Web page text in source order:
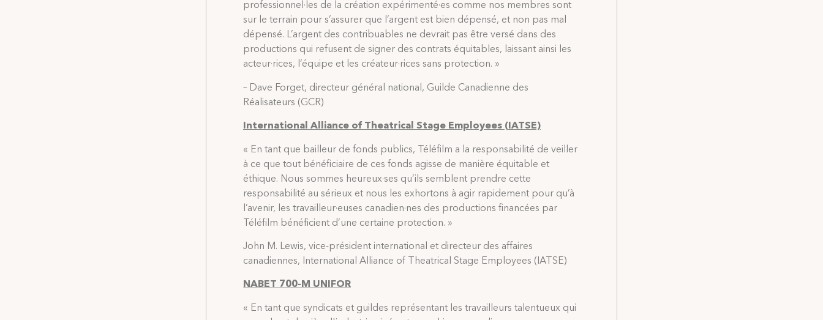
professionnel·les de la création expérimenté·es comme nos membres sont
sur le terrain pour s’assurer que l’argent est bien dépensé, et non pas mal
dépensé. L’argent des contribuables ne devrait pas être versé dans des
productions qui refusent de signer des contrats équitables, laissant ainsi les
acteur·rices, l’équipe et les créateur·rices sans protection. »
– Dave Forget, directeur général national, Guilde Canadienne des
Réalisateurs (GCR)
International Alliance of Theatrical Stage Employees (IATSE)
« En tant que bailleur de fonds publics, Téléfilm a la responsabilité de veiller
à ce que tout bénéficiaire de ces fonds agisse de manière équitable et
éthique. Nous sommes heureux·ses qu’ils semblent prendre cette
responsabilité au sérieux et nous les exhortons à agir rapidement pour qu’à
l’avenir, les travailleur·euses canadien·nes des productions financées par
Téléfilm bénéficient d’une certaine protection. »
John M. Lewis, vice-président international et directeur des affaires
canadiennes, International Alliance of Theatrical Stage Employees (IATSE)
NABET 700-M UNIFOR
« En tant que syndicats et guildes représentant les travailleurs talentueux qui